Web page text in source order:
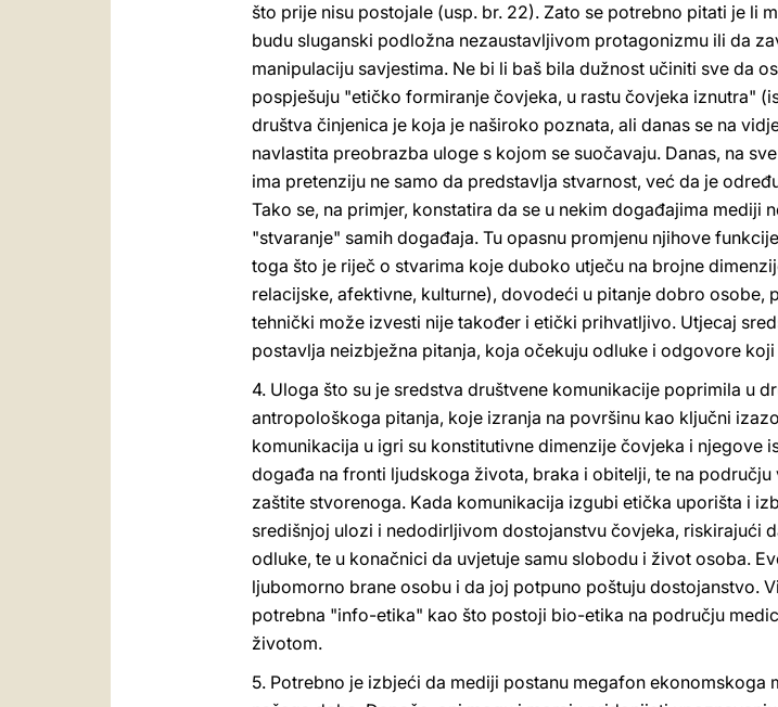
što prije nisu postojale (usp. br. 22). Zato se potrebno pitati je li
budu sluganski podložna nezaustavljivom protagonizmu ili da
manipulaciju savjestima. Ne bi li baš bila dužnost učiniti sve da
pospješuju "etičko formiranje čovjeka, u rastu čovjeka iznutra"
društva činjenica je koja je naširoko poznata, ali danas se na
navlastita preobrazba uloge s kojom se suočavaju. Danas, na
ima pretenziju ne samo da predstavlja stvarnost, već da je
Tako se, na primjer, konstatira da se u nekim događajima mediji
"stvaranje" samih događaja. Tu opasnu promjenu njihove
toga što je riječ o stvarima koje duboko utječu na brojne
relacijske, afektivne, kulturne), dovodeći u pitanje dobro
tehnički može izvesti nije također i etički prihvatljivo. Utjecaj
postavlja neizbježna pitanja, koja očekuju odluke i odgovore
4. Uloga što su je sredstva društvene komunikacije poprimila u
antropološkoga pitanja, koje izranja na površinu kao ključni
komunikacija u igri su konstitutivne dimenzije čovjeka i njegove
događa na fronti ljudskoga života, braka i obitelji, te na
zaštite stvorenoga. Kada komunikacija izgubi etička uporišta i
središnjoj ulozi i nedodirljivom dostojanstvu čovjeka, riskirajući
odluke, te u konačnici da uvjetuje samu slobodu i život osoba.
ljubomorno brane osobu i da joj potpuno poštuju dostojanstvo.
potrebna "info-etika" kao što postoji bio-etika na području
životom.
5. Potrebno je izbjeći da mediji postanu megafon